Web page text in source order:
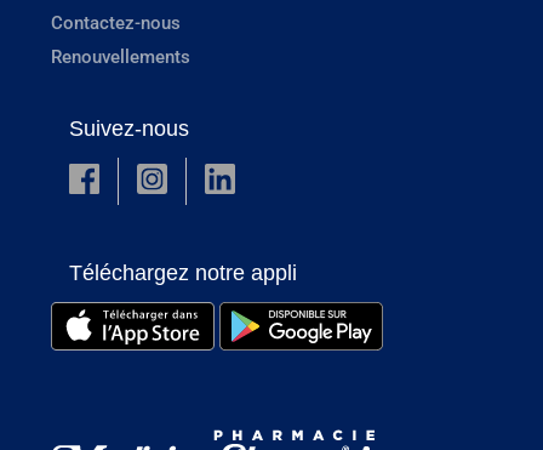
Contactez-nous
Renouvellements
Suivez-nous
Téléchargez notre appli